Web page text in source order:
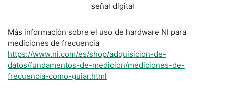
señal digital
Más información sobre el uso de hardware NI para
mediciones de frecuencia
https://www.ni.com/es/shop/adquisicion-de-
datos/fundamentos-de-medicion/mediciones-de-
frecuencia-como-guiar.html